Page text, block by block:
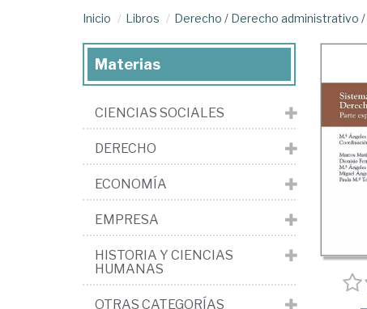
Inicio Libros Derecho / Derecho administrativo /
Materias
CIENCIAS SOCIALES
DERECHO
ECONOMÍA
EMPRESA
HISTORIA Y CIENCIAS
HUMANAS
OTRAS CATEGORÍAS